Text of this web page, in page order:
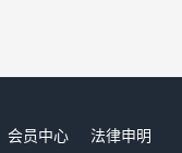
会员中心
法律申明